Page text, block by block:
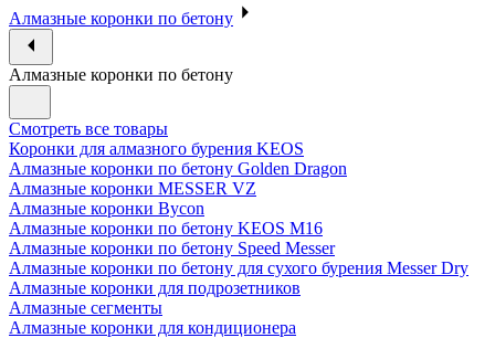
Алмазные коронки по бетону
Алмазные коронки по бетону
Смотреть все товары
Коронки для алмазного бурения KEOS
Алмазные коронки по бетону Golden Dragon
Алмазные коронки MESSER VZ
Алмазные коронки Bycon
Алмазные коронки по бетону KEOS M16
Алмазные коронки по бетону Speed Messer
Алмазные коронки по бетону для сухого бурения Messer Dry
Алмазные коронки для подрозетников
Алмазные сегменты
Алмазные коронки для кондиционера